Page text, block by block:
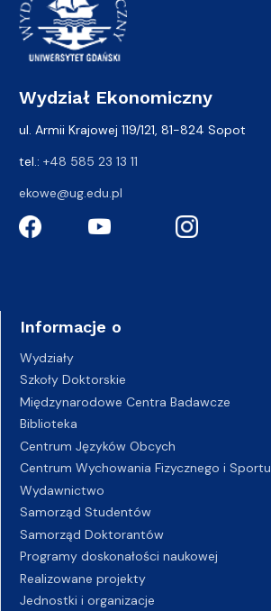
Wydział Ekonomiczny
ul. Armii Krajowej 119/121, 81-824 Sopot
tel.: +48 585 23 13 11
ekowe@ug.edu.pl
Informacje o
Wydziały
Szkoły Doktorskie
Międzynarodowe Centra Badawcze
Biblioteka
Centrum Języków Obcych
Centrum Wychowania Fizycznego i Sportu
Wydawnictwo
Samorząd Studentów
Samorząd Doktorantów
Programy doskonałości naukowej
Realizowane projekty
Jednostki i organizacje